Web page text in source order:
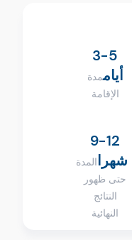
3-5
أياممدة
الإقامة
9-12
شهراالمدة
حتى ظهور
النتائج
النهائية